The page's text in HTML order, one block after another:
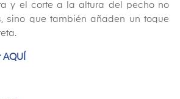
y el corte a la altura del pecho no
sino que también añaden un toque